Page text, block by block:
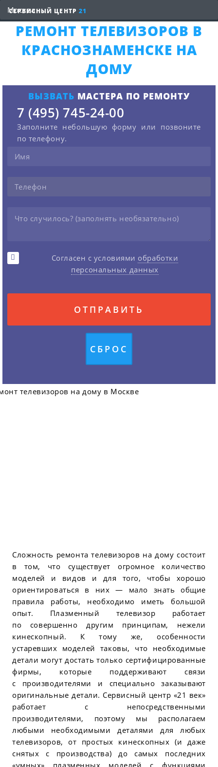
СЕРВИСНЫЙ ЦЕНТР 21
РЕМОНТ ТЕЛЕВИЗОРОВ В
КРАСНОЗНАМЕНСКЕ НА
ДОМУ
ВЫЗВАТЬ МАСТЕРА ПО РЕМОНТУ
7 (495) 745-24-00
Заполните небольшую форму или позвоните
по телефону.
Согласен с условиями обработки
персональных данных
Сложность ремонта телевизоров на дому состоит
в том, что существует огромное количество
моделей и видов и для того, чтобы хорошо
ориентироваться в них — мало знать общие
правила работы, необходимо иметь большой
опыт. Плазменный телевизор работает
по совершенно другим принципам, нежели
кинескопный. К тому же, особенности
устаревших моделей таковы, что необходимые
детали могут достать только сертифицированные
фирмы, которые поддерживают связи
с производителями и специально заказывают
оригинальные детали. Сервисный центр «21 век»
работает с непосредственными
производителями, поэтому мы располагаем
любыми необходимыми деталями для любых
телевизоров, от простых кинескопных (и даже
снятых с производства) до самых последних